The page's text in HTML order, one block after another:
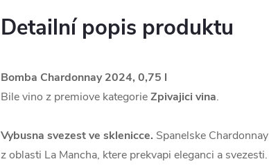
Detailní popis produktu
Bomba Chardonnay 2024, 0,75 l
Bile vino z premiove kategorieZpivajici vina.
Vybusna svezest ve sklenicce. Spanelske Chardonnay
z oblasti La Mancha, ktere prekvapi eleganci a svezesti.